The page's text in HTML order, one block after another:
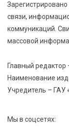
Уйти
В Твери
связи,
коммуникаций.
массовой
Главный
Наименование
Учредитель – ГАУ
Мы в соцсетях: